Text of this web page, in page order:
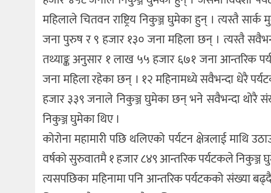
महिलाले चितवन राष्ट्रिय निकुञ्ज घुमेका हुन् । त्यस्तै
जना पुरुष र ९ हजार १३० जना महिला छन् । त्यस्तै
तथ्याङ्क अनुसार १ लाख ५५ हजार ६७१ जना आन्तरिक
जना महिला रहेका छन् । १२ महिनामध्ये सवैभन्दा धेरै
हजार ३३९ जनाले निकुञ्ज घुमेका छन् भने सवैभन्दा थोरै
निकुञ्ज घुमेका थिए ।
कोरोना महामारी पछि थलिएको पर्यटन क्षेत्रलाई
वर्षको सुरुवातमै १ हजार ८४९ आन्तरिक पर्यटकले निकुञ्ज
त्यसपछिका महिनामा पनि आन्तरिक पर्यटकको संख्या